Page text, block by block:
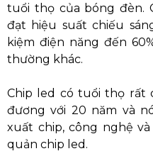
tuổi thọ của bóng đèn.
đạt hiệu suất chiếu
kiệm điện năng đến
thường khác.
Chip led có tuổi thọ rất
đương với 20 năm và
xuất chip, công nghệ
quản chip led.